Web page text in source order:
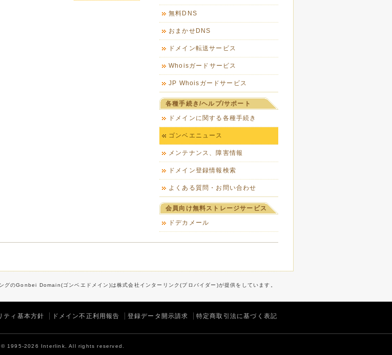
無料DNS
おまかせDNS
ドメイン転送サービス
Whoisガードサービス
JP Whoisガードサービス
各種手続き/ヘルプ/サポート
ドメインに関する各種手続き
ゴンベエニュース
メンテナンス、障害情報
ドメイン登録情報検索
よくある質問・お問い合わせ
会員向け無料ストレージサービス
ドデカメール
グのGonbei Domain(ゴンベエドメイン)は株式会社インターリンク(プロバイダー)が提供をしています。
ティ基本方針 ドメイン不正利用報告 登録データ開示請求 特定商取引法に基づく表記
1995-2026 Interlink. All rights reserved.